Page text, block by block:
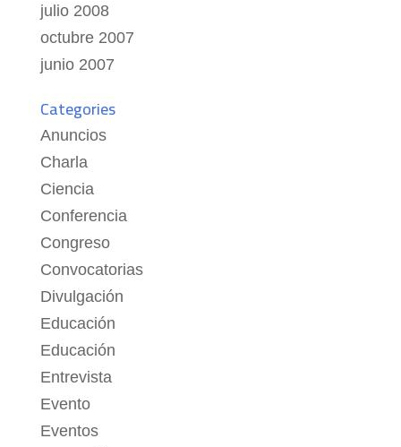
julio 2008
octubre 2007
junio 2007
Categories
Anuncios
Charla
Ciencia
Conferencia
Congreso
Convocatorias
Divulgación
Educación
Educación
Entrevista
Evento
Eventos